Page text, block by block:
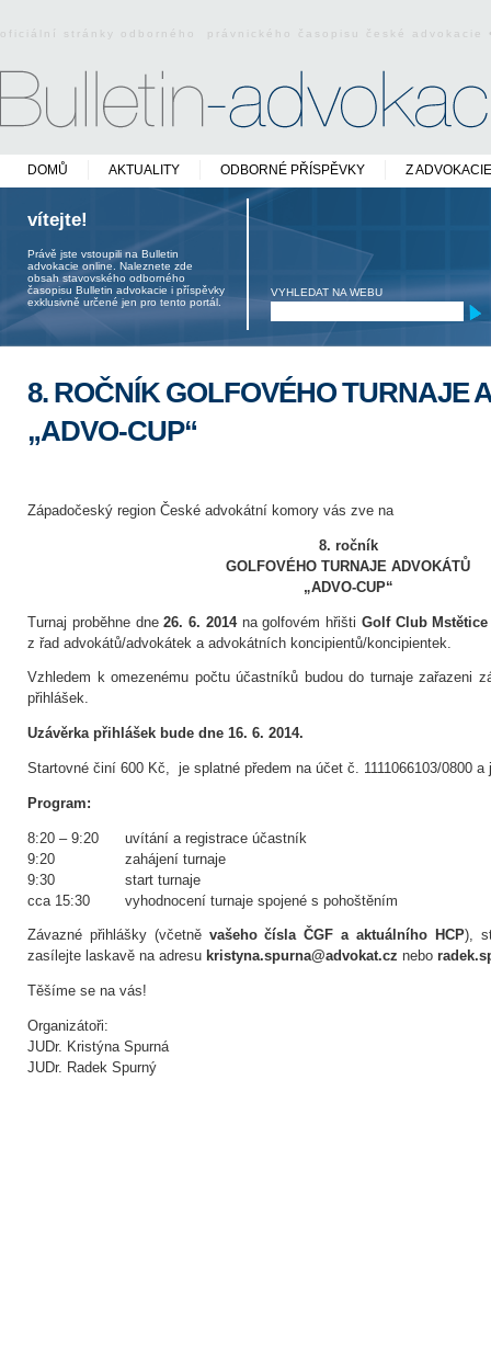
oficiální stránky odborného právnického časopisu české
DOMŮ AKTUALITY ODBORNÉ PŘÍSPĚVKY Z ADVOKACIE
vítejte!
Právě jste vstoupili na Bulletin
advokacie online. Naleznete zde
obsah stavovského odborného
časopisu Bulletin advokacie i příspěvky
exklusivně určené jen pro tento portál.
VYHLEDAT NA WEBU
8. ROČNÍK GOLFOVÉHO TURNAJE
„ADVO-CUP“
Západočeský region České advokátní komory vás zve na
8. ročník
GOLFOVÉHO TURNAJE ADVOKÁTŮ
„ADVO-CUP“
Turnaj proběhne dne26. 6. 2014na golfovém hřišti Golf Club Mstětice
z řad advokátů/advokátek a advokátních koncipientů/koncipientek.
Vzhledem k omezenému počtu účastníků budou do turnaje zařazeni
přihlášek.
Uzávěrka přihlášek bude dne 16. 6. 2014.
Startovné činí 600 Kč, je splatné předem na účet č. 1111066103/0800 a
Program:
8:20 – 9:20 uvítání a registrace účastník
9:20 zahájení turnaje
9:30 start turnaje
cca 15:30 vyhodnocení turnaje spojené s pohoštěním
Závazné přihlášky (včetně vašeho čísla ČGF a aktuálního HCP),
zasílejte laskavě na adresu kristyna.spurna@advokat.cz nebo
Těšíme se na vás!
Organizátoři:
JUDr. Kristýna Spurná
JUDr. Radek Spurný